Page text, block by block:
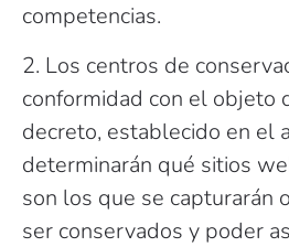
competencias.
2. Los centros de
conformidad con el objeto
decreto, establecido en el
determinarán qué sitios
son los que se capturarán
ser conservados y poder